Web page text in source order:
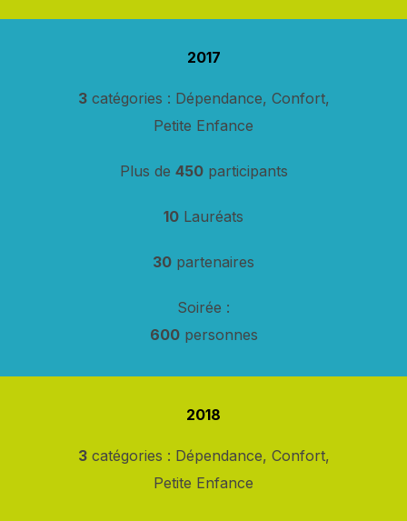
2017
3catégories : Dépendance, Confort,
Petite Enfance
Plus de 450participants
10 Lauréats
30 partenaires
Soirée :
600personnes
2018
3catégories : Dépendance, Confort,
Petite Enfance